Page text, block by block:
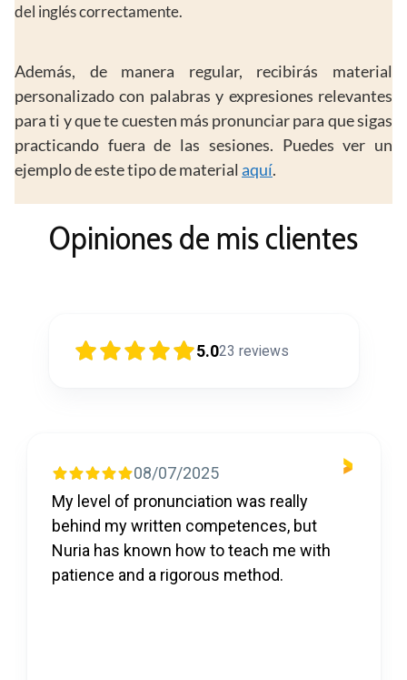
del inglés correctamente.
Además, de manera regular, recibirás material
personalizado con palabras y expresiones relevantes
para ti y que te cuesten más pronunciar para que sigas
practicando fuera de las sesiones. Puedes ver un
ejemplo de este tipo de material aquí.
Opiniones de mis clientes
5.023 reviews
08/07/2025
My level of pronunciation was really
behind my written competences, but
Nuria has known how to teach me with
patience and a rigorous method.